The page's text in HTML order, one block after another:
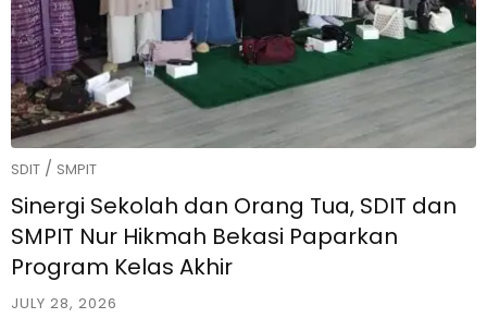
SDIT / SMPIT
Sinergi Sekolah dan Orang Tua, SDIT dan
SMPIT Nur Hikmah Bekasi Paparkan
Program Kelas Akhir
JULY 28, 2026